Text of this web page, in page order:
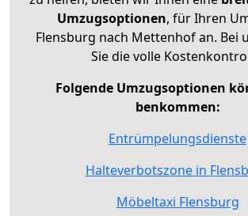
Umzugsoptionen, für Ihren
Flensburg nach Mettenhof an. Bei
Sie die volle
Folgende Umzugsoptionen
benkommen:
Entrümpelungsdienste
Halteverbotszone in
Möbeltaxi Flensburg